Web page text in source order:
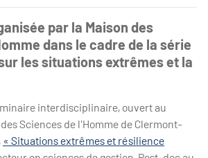
par la Maison des
dans le cadre de la série
les situations extrêmes et la
interdisciplinaire, ouvert au
Sciences de l'Homme de Clermont-
« Situations extrêmes et résilience